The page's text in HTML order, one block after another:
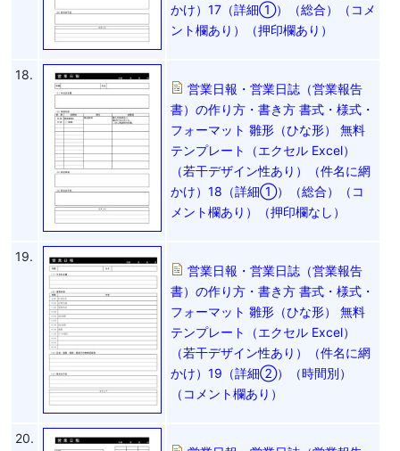
かけ）17（詳細①）（総合）（コメ
ント欄あり）（押印欄あり）
18.
営業日報・営業日誌（営業報告
書）の作り方・書き方 書式・様式・
フォーマット 雛形（ひな形） 無料
テンプレート（エクセル Excel）
（若干デザイン性あり）（件名に網
かけ）18（詳細①）（総合）（コ
メント欄あり）（押印欄なし）
19.
営業日報・営業日誌（営業報告
書）の作り方・書き方 書式・様式・
フォーマット 雛形（ひな形） 無料
テンプレート（エクセル Excel）
（若干デザイン性あり）（件名に網
かけ）19（詳細②）（時間別）
（コメント欄あり）
20.